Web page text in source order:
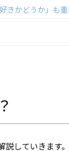
好きかどうか」も
説していきます